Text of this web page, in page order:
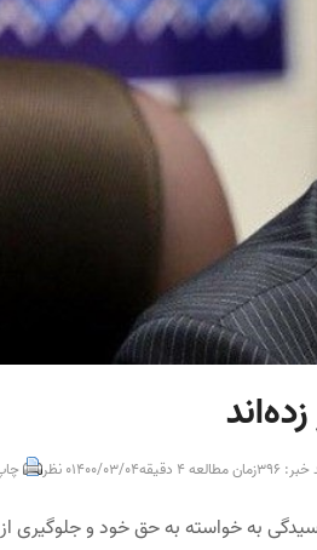
396 زمان مطالعه 4 دقیقه 1400/03/040 نظر
به خواسته به حق خود و جلوگیری از